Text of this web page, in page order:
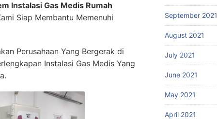
Instalasi Gas Medis Rumah
Siap Membantu Memenuhi
Perusahaan Yang Bergerak di
Instalasi Gas Medis Yang
September 2021
August 2021
July 2021
June 2021
May 2021
April 2021